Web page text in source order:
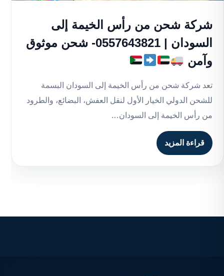
شركة شحن من رأس الخيمة إلى
السودان | 0557643821- شحن موثوق
وآمن
تعد شركة شحن من رأس الخيمة إلى السودان البسمة
للشحن الدولي الخيار الأول لنقل العفش، البضائع، والطرود
من رأس الخيمة إلى السودان…
قراءة المزيد